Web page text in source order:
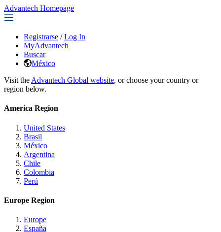
Advantech Homepage
Registrarse / Log In
MyAdvantech
Buscar
México
Visit the Advantech Global website, or choose your country or
region below.
America Region
United States
Brasil
México
Argentina
Chile
Colombia
Perú
Europe Region
Europe
España